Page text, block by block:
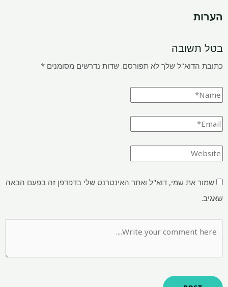
הערות
בטל תשובה
כתובת הדוא"ל שלך לא תפורסם. שדות נדרשים מסומנים *
שמור את שמי, דוא"ל ואתר האינטרנט שלי בדפדפן זה בפעם הבאה
שאגיב.